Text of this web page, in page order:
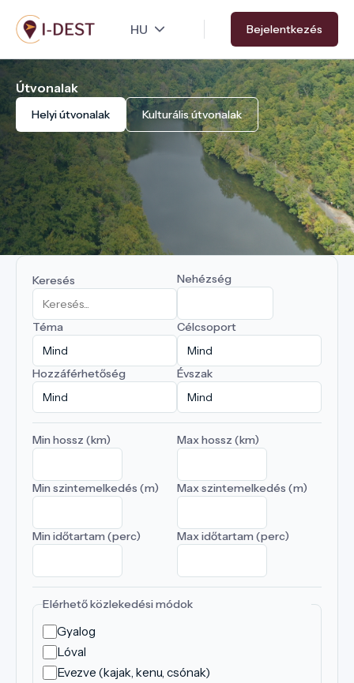
Ugrás
a
tartalomra
Bejelentkezés
Útvonalak
Helyi útvonalak Kulturális útvonalak
Keresés Nehézség
Téma Célcsoport
Hozzáférhetőség Évszak
Min hossz (km) Max hossz (km)
Min szintemelkedés (m) Max szintemelkedés (m)
Min időtartam (perc) Max időtartam (perc)
Elérhető közlekedési módok
Gyalog
Lóval
Evezve (kajak, kenu, csónak)